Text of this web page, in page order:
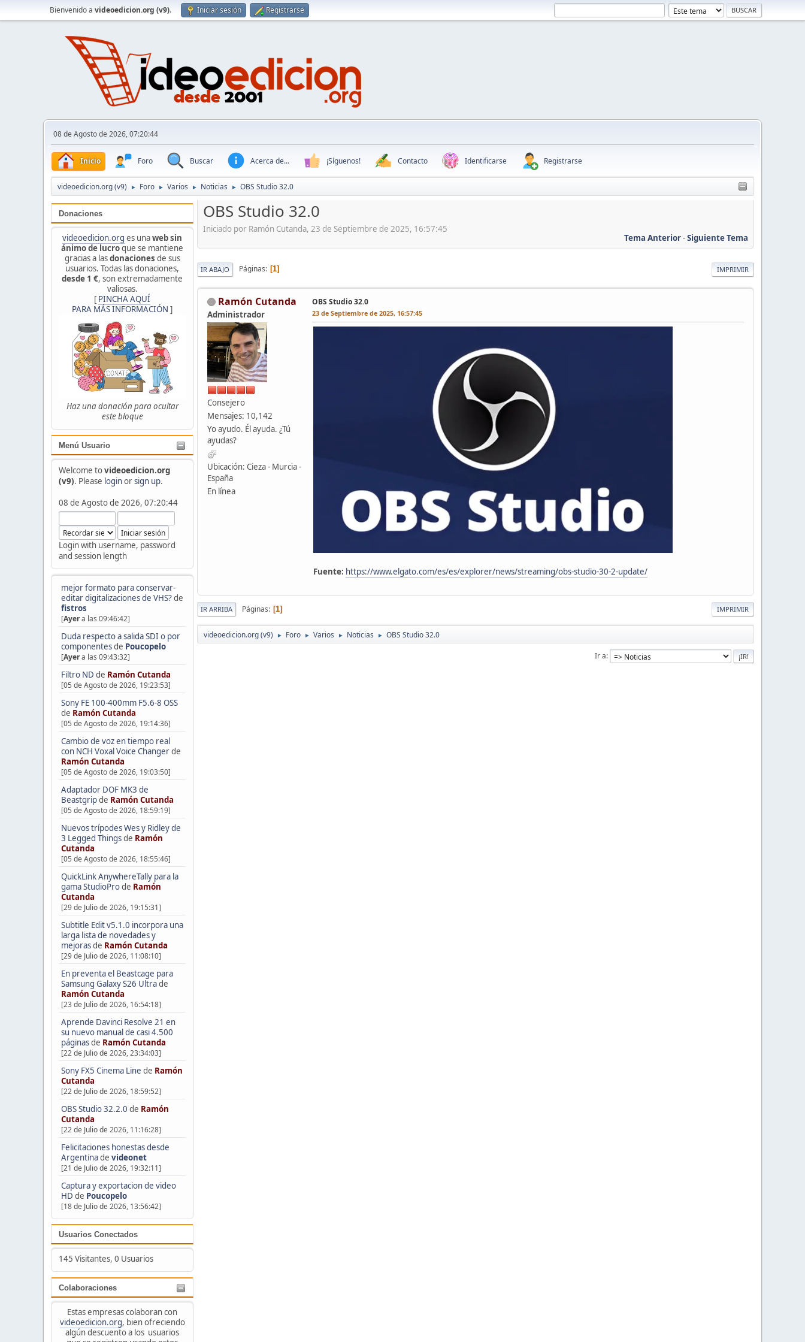
Bienvenido a videoedicion.org (v9). Iniciar sesión Registrarse
08 de Agosto de 2026, 07:20:44
Inicio Foro Buscar Acerca de... ¡Síguenos! Contacto Identificarse Registrarse
videoedicion.org (v9) ► Foro ► Varios ► Noticias ► OBS Studio 32.0
Donaciones
videoedicion.org es unaweb sin
ánimo de lucroque se mantiene
gracias a lasdonaciones de sus
usuarios. Todas las donaciones,
desde 1 €, son extremadamente
valiosas.
[ PINCHA AQUÍ
PARA MÁS INFORMACIÓN ]
Haz una donación para ocultar
este bloque
Menú Usuario
Welcome tovideoedicion.org
(v9). Please loginorsign up.
08 de Agosto de 2026, 07:20:44
Login with username, password
and session length
mejor formato para conservar-
editar digitalizaciones de VHS?de
fistros
[Ayera las 09:46:42]
Duda respecto a salida SDI o por
componentesde Poucopelo
[Ayera las 09:43:32]
Filtro ND de Ramón Cutanda
[05 de Agosto de 2026, 19:23:53]
Sony FE 100-400mm F5.6-8 OSS
de Ramón Cutanda
[05 de Agosto de 2026, 19:14:36]
Cambio de voz en tiempo real
con NCH Voxal Voice Changerde
Ramón Cutanda
[05 de Agosto de 2026, 19:03:50]
Adaptador DOF MK3 de
Beastgripde Ramón Cutanda
[05 de Agosto de 2026, 18:59:19]
Nuevos trípodes Wes y Ridley de
3 Legged Thingsde Ramón
Cutanda
[05 de Agosto de 2026, 18:55:46]
QuickLink AnywhereTally para la
gama StudioProde Ramón
Cutanda
[29 de Julio de 2026, 19:15:31]
Subtitle Edit v5.1.0 incorpora una
larga lista de novedades y
mejorasde Ramón Cutanda
[29 de Julio de 2026, 11:08:10]
En preventa el Beastcage para
Samsung Galaxy S26 Ultrade
Ramón Cutanda
[23 de Julio de 2026, 16:54:18]
Aprende Davinci Resolve 21 en
su nuevo manual de casi 4.500
páginasde Ramón Cutanda
[22 de Julio de 2026, 23:34:03]
Sony FX5 Cinema Line de Ramón
Cutanda
[22 de Julio de 2026, 18:59:52]
OBS Studio 32.2.0 de Ramón
Cutanda
[22 de Julio de 2026, 11:16:28]
Felicitaciones honestas desde
Argentinade videonet
[21 de Julio de 2026, 19:32:11]
Captura y exportacion de video
HD de Poucopelo
[18 de Julio de 2026, 13:56:42]
Usuarios Conectados
145 Visitantes, 0 Usuarios
Colaboraciones
Estas empresas colaboran con
videoedicion.org, bien ofreciendo
algún descuento a los usuarios
OBS Studio 32.0
Iniciado por Ramón Cutanda, 23 de Septiembre de 2025, 16:57:45
Tema Anterior-Siguiente Tema
IMPRIMIR
IR ABAJO Páginas 1
Ramón Cutanda
Administrador
Consejero
Mensajes: 10,142
Yo ayudo. Él ayuda. ¿Tú
ayudas?
Ubicación: Cieza - Murcia -
España
En línea
OBS Studio 32.0
23 de Septiembre de 2025, 16:57:45
Fuente: https://www.elgato.com/es/es/explorer/news/streaming/obs-studio-30-2-update/
IMPRIMIR
IR ARRIBA Páginas 1
videoedicion.org (v9) ► Foro ► Varios ► Noticias ► OBS Studio 32.0
Ir a